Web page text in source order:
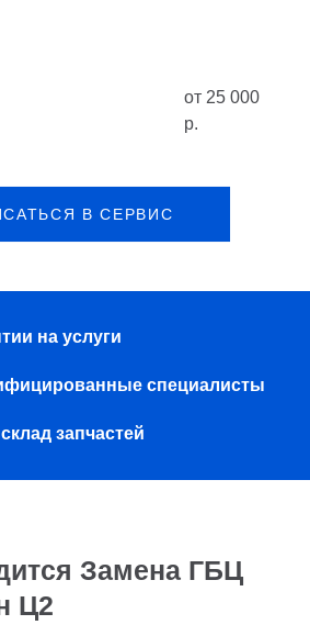
от 25 000
р.
В СЕРВИС
на услуги
специалисты
запчастей
Замена ГБЦ
Ц2